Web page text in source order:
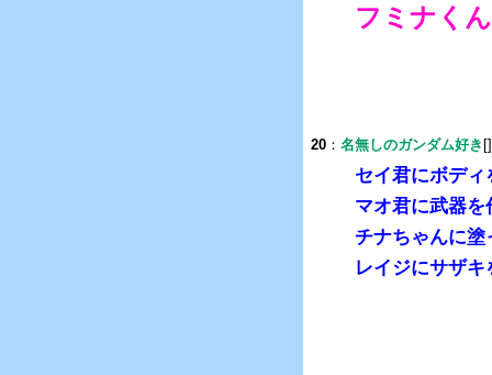
フミナく
20 ： 名無しのガンダム好き
セイ君にボデ
マオ君に武器
チナちゃんに塗
レイジにサザ